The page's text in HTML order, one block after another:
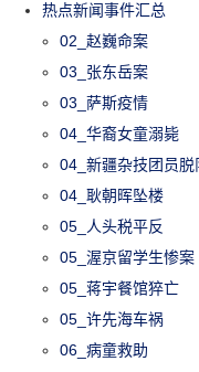
热点新闻事件汇总
02_赵巍命案
03_张东岳案
03_萨斯疫情
04_华裔女童溺毙
04_新疆杂技团员脱
04_耿朝晖坠楼
05_人头税平反
05_渥京留学生惨案
05_蒋宇餐馆猝亡
05_许先海车祸
06_病童救助